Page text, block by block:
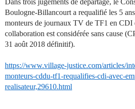
Dans trois jugements de départage, le
Boulogne-Billancourt a requalifié les 5
monteurs de journaux TV de TF1 en CDI
collaboration est considérée sans cause
31 août 2018 définitif).
https://www.village-justice.com/articles/
monteurs-cddu-tf1-requalifies-cdi-avec-
realisateur,29610.html